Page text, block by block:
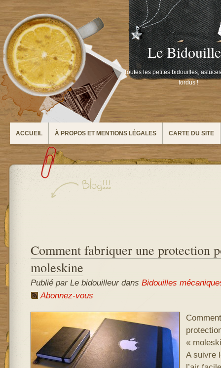
Le
Toutes les petites bidouilles,
tordus !
ACCUEIL À PROPOS ET MENTIONS LÉGALES CARTE DU SITE
Comment fabriquer une protection
moleskine
Publié par Le bidouilleur dans Bidouilles
Abonnez-vous
«
A suivre